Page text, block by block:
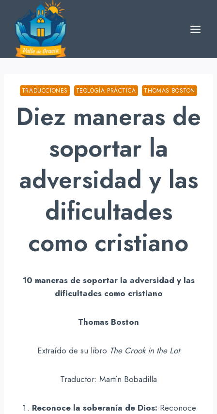
content
TRADUCCIONES TEOLOGÍA PRÁCTICA THOMAS BOSTON
Diez maneras de
soportar la
adversidad y las
dificultades
como cristiano
10 maneras de soportar la adversidad y las
dificultades como cristiano
Thomas Boston
Extraído de su libro The Crook in the Lot
Traductor: Martín Bobadilla
Reconoce la soberanía de Dios: Reconoce